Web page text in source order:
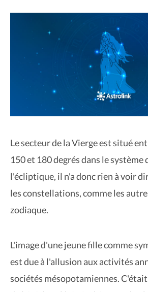
Le secteur de la Vierge est situé
150 et 180 degrés dans le système
l'écliptique, il n'a donc rien à voir
les constellations, comme les
zodiaque.
L'image d'une jeune fille comme
est due à l'allusion aux activités
sociétés mésopotamiennes.